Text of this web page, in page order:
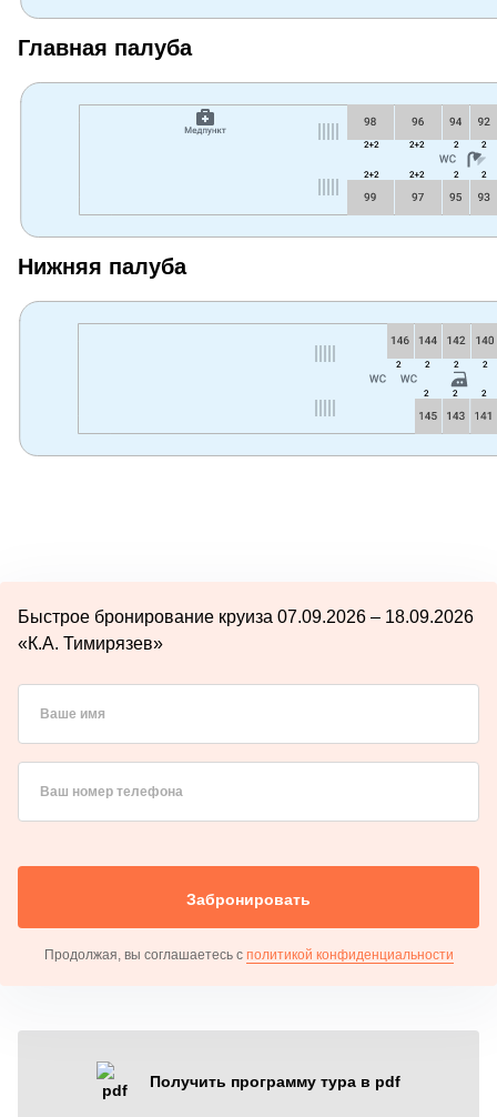
Главная палуба
Нижняя палуба
Быстрое бронирование круиза 07.09.2026 – 18.09.2026
«К.А. Тимирязев»
Ваше имя
Ваш номер телефона
Забронировать
Продолжая, вы соглашаетесь с политикой конфиденциальности
Получить программу тура в pdf